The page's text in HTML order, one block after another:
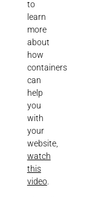
to
learn
more
about
how
containers
can
help
you
with
your
website,
watch
this
video.